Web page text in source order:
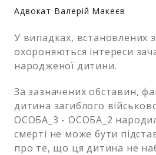
Адвокат Валерій Макеєв
У випадках, встановлених
охороняються інтереси
народженої дитини.
За зазначених обставин,
дитина загиблого
ОСОБА_3 - ОСОБА_2
смерті не може бути
про те, що ця дитина не